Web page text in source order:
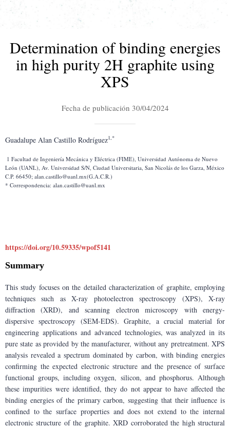
Determination of binding energies
in high purity 2H graphite using
XPS
Fecha de publicación 30/04/2024
Guadalupe Alan Castillo Rodríguez1,*
León (UANL), Av. Universidad S/N, Ciudad Universitaria, San Nicolás de los Garza, México
C.P. 66450; alan.castillo@uanl.mx(G.A.C.R.)
* Correspondencia: alan.castillo@uanl.mx
https://doi.org/10.59335/wpof5141
Summary
This study focuses on the detailed characterization of graphite, employing
techniques such as X-ray photoelectron spectroscopy (XPS), X-ray
diffraction (XRD), and scanning electron microscopy with energy-
dispersive spectroscopy (SEM-EDS). Graphite, a crucial material for
engineering applications and advanced technologies, was analyzed in its
pure state as provided by the manufacturer, without any pretreatment. XPS
analysis revealed a spectrum dominated by carbon, with binding energies
confirming the expected electronic structure and the presence of surface
functional groups, including oxygen, silicon, and phosphorus. Although
these impurities were identified, they do not appear to have affected the
binding energies of the primary carbon, suggesting that their influence is
confined to the surface properties and does not extend to the internal
electronic structure of the graphite. XRD corroborated the high structural